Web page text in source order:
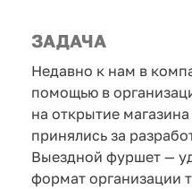
ЗАДАЧА
Недавно к нам в
помощью в
на открытие
принялись за
Выездной фуршет —
формат организации